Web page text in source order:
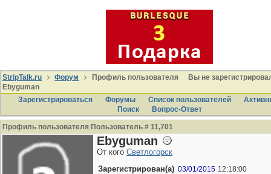
Вы не
StripTalk.ru Форум
Профиль пользователя
Ebyguman
Зарегистрироваться
Форумы Список пользователей
Поиcк
Вопрос-Ответ
Профиль пользователя Пользователь # 11,701
Ebyguman
От кого Светлогорск
Зарегистрирован(а) 03/01/2015 12:18:00